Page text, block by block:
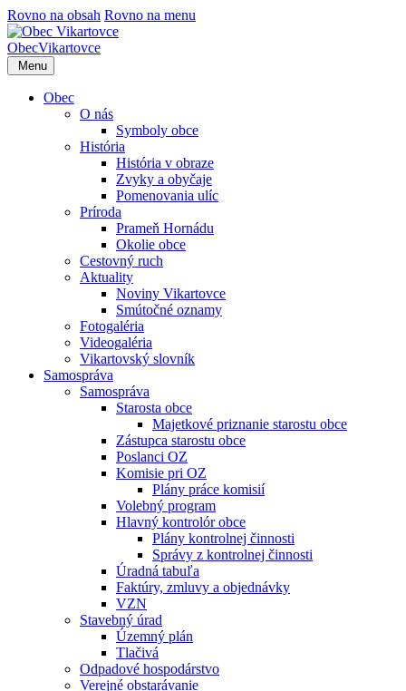
Rovno na obsah Rovno na menu
ObecVikartovce
Menu
Obec
O nás
Symboly obce
História
História v obraze
Zvyky a obyčaje
Pomenovania ulíc
Príroda
Prameň Hornádu
Okolie obce
Cestovný ruch
Aktuality
Noviny Vikartovce
Smútočné oznamy
Fotogaléria
Videogaléria
Vikartovský slovník
Samospráva
Samospráva
Starosta obce
Majetkové priznanie starostu obce
Zástupca starostu obce
Poslanci OZ
Komisie pri OZ
Plány práce komisií
Volebný program
Hlavný kontrolór obce
Plány kontrolnej činnosti
Správy z kontrolnej činnosti
Úradná tabuľa
Faktúry, zmluvy a objednávky
VZN
Stavebný úrad
Územný plán
Tlačivá
Odpadové hospodárstvo
Verejné obstarávanie